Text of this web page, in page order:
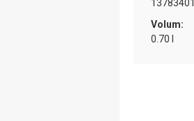
13783401
Volum:
0.70 l